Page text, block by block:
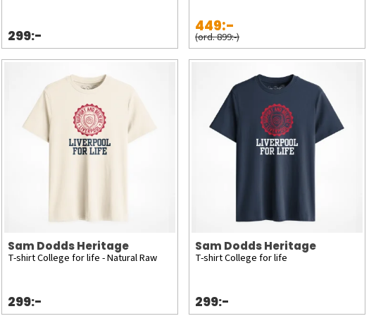
299:-
449:-
(ord. 899:-)
Sam Dodds Heritage
T-shirt College for life - Natural Raw
299:-
Sam Dodds Heritage
T-shirt College for life
299:-